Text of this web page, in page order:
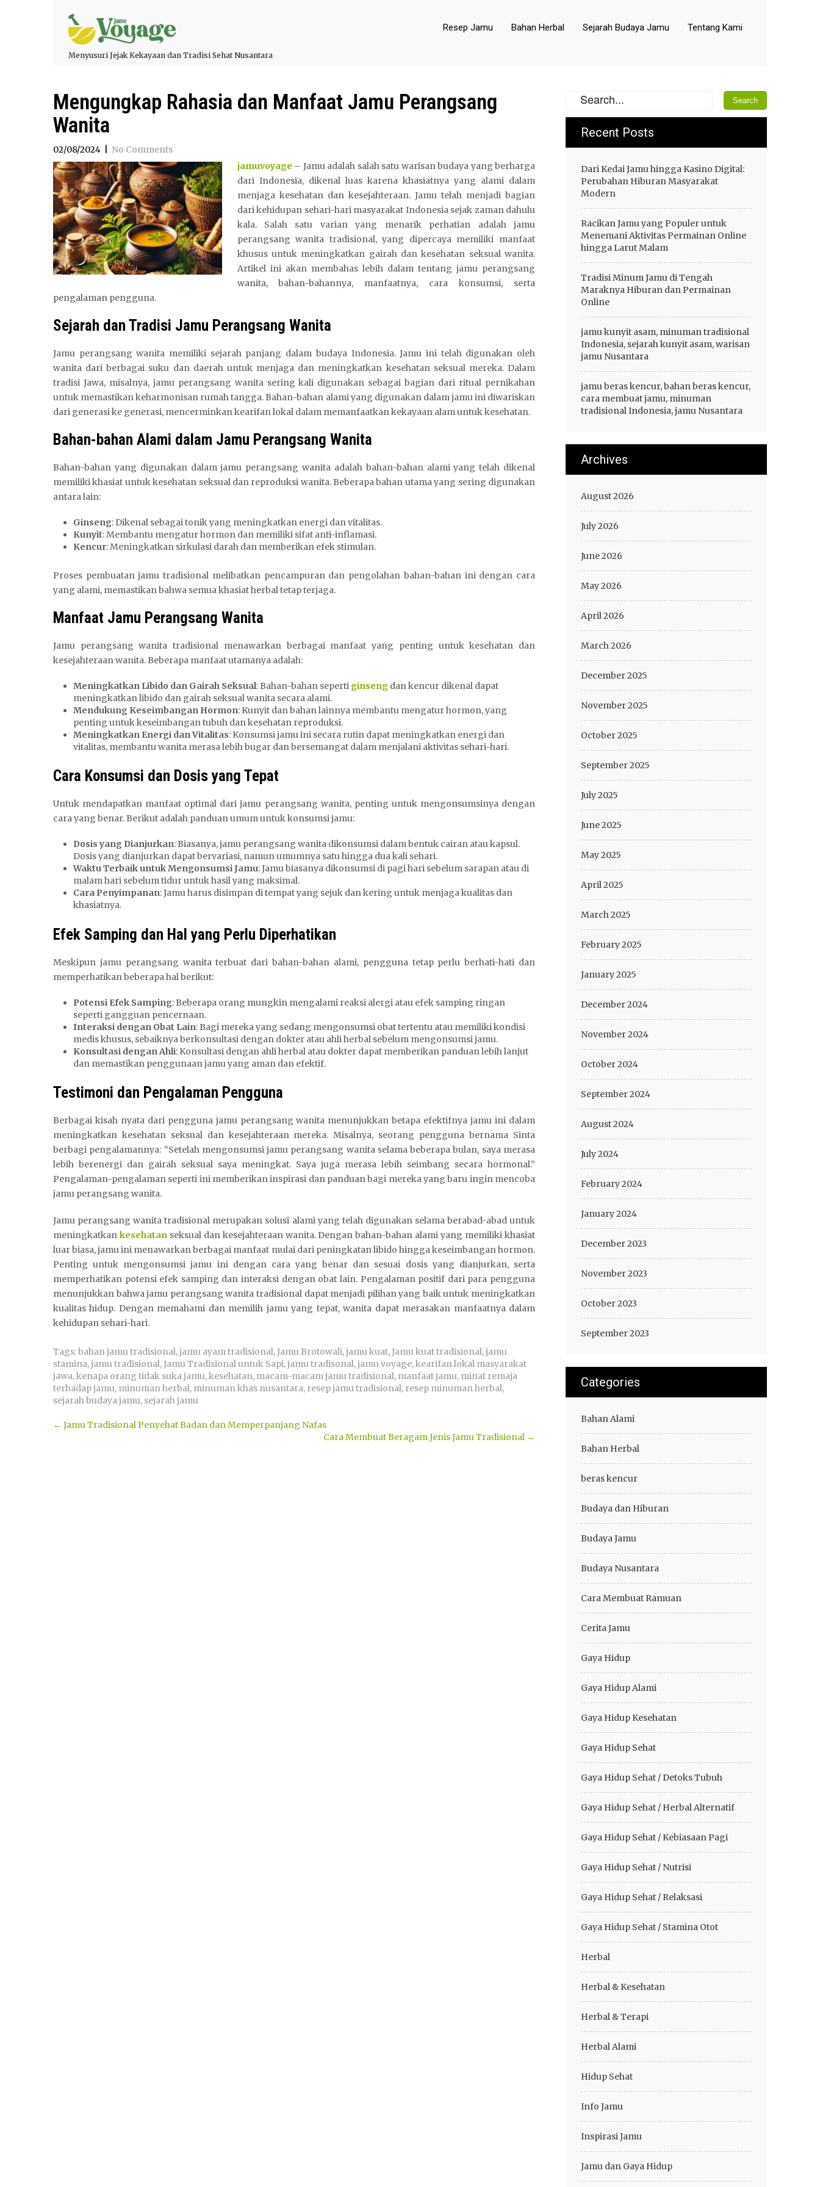
Menyusuri Jejak Kekayaan dan Tradisi Sehat Nusantara
Resep Jamu Bahan Herbal Sejarah Budaya Jamu Tentang Kami
Mengungkap Rahasia dan Manfaat Jamu Perangsang
Wanita
02/08/2024
No Comments
jamuvoyage – Jamu adalah salah satu warisan budaya yang berharga
dari Indonesia, dikenal luas karena khasiatnya yang alami dalam
menjaga kesehatan dan kesejahteraan. Jamu telah menjadi bagian
dari kehidupan sehari-hari masyarakat Indonesia sejak zaman dahulu
kala. Salah satu varian yang menarik perhatian adalah jamu
perangsang wanita tradisional, yang dipercaya memiliki manfaat
khusus untuk meningkatkan gairah dan kesehatan seksual wanita.
Artikel ini akan membahas lebih dalam tentang jamu perangsang
wanita, bahan-bahannya, manfaatnya, cara konsumsi, serta
pengalaman pengguna.
Sejarah dan Tradisi Jamu Perangsang Wanita
Jamu perangsang wanita memiliki sejarah panjang dalam budaya Indonesia. Jamu ini telah digunakan oleh
wanita dari berbagai suku dan daerah untuk menjaga dan meningkatkan kesehatan seksual mereka. Dalam
tradisi Jawa, misalnya, jamu perangsang wanita sering kali digunakan sebagai bagian dari ritual pernikahan
untuk memastikan keharmonisan rumah tangga. Bahan-bahan alami yang digunakan dalam jamu ini diwariskan
dari generasi ke generasi, mencerminkan kearifan lokal dalam memanfaatkan kekayaan alam untuk kesehatan.
Bahan-bahan Alami dalam Jamu Perangsang Wanita
Bahan-bahan yang digunakan dalam jamu perangsang wanita adalah bahan-bahan alami yang telah dikenal
memiliki khasiat untuk kesehatan seksual dan reproduksi wanita. Beberapa bahan utama yang sering digunakan
antara lain:
Ginseng: Dikenal sebagai tonik yang meningkatkan energi dan vitalitas.
Kunyit: Membantu mengatur hormon dan memiliki sifat anti-inflamasi.
Kencur: Meningkatkan sirkulasi darah dan memberikan efek stimulan.
Proses pembuatan jamu tradisional melibatkan pencampuran dan pengolahan bahan-bahan ini dengan cara
yang alami, memastikan bahwa semua khasiat herbal tetap terjaga.
Manfaat Jamu Perangsang Wanita
Jamu perangsang wanita tradisional menawarkan berbagai manfaat yang penting untuk kesehatan dan
kesejahteraan wanita. Beberapa manfaat utamanya adalah:
Meningkatkan Libido dan Gairah Seksual: Bahan-bahan seperti ginsengdan kencur dikenal dapat
meningkatkan libido dan gairah seksual wanita secara alami.
Mendukung Keseimbangan Hormon: Kunyit dan bahan lainnya membantu mengatur hormon, yang
penting untuk keseimbangan tubuh dan kesehatan reproduksi.
Meningkatkan Energi dan Vitalitas: Konsumsi jamu ini secara rutin dapat meningkatkan energi dan
vitalitas, membantu wanita merasa lebih bugar dan bersemangat dalam menjalani aktivitas sehari-hari.
Cara Konsumsi dan Dosis yang Tepat
Untuk mendapatkan manfaat optimal dari jamu perangsang wanita, penting untuk mengonsumsinya dengan
cara yang benar. Berikut adalah panduan umum untuk konsumsi jamu:
Dosis yang Dianjurkan: Biasanya, jamu perangsang wanita dikonsumsi dalam bentuk cairan atau kapsul.
Dosis yang dianjurkan dapat bervariasi, namun umumnya satu hingga dua kali sehari.
Waktu Terbaik untuk Mengonsumsi Jamu: Jamu biasanya dikonsumsi di pagi hari sebelum sarapan atau di
malam hari sebelum tidur untuk hasil yang maksimal.
Cara Penyimpanan: Jamu harus disimpan di tempat yang sejuk dan kering untuk menjaga kualitas dan
khasiatnya.
Efek Samping dan Hal yang Perlu Diperhatikan
Meskipun jamu perangsang wanita terbuat dari bahan-bahan alami, pengguna tetap perlu berhati-hati dan
memperhatikan beberapa hal berikut:
Potensi Efek Samping: Beberapa orang mungkin mengalami reaksi alergi atau efek samping ringan
seperti gangguan pencernaan.
Interaksi dengan Obat Lain: Bagi mereka yang sedang mengonsumsi obat tertentu atau memiliki kondisi
medis khusus, sebaiknya berkonsultasi dengan dokter atau ahli herbal sebelum mengonsumsi jamu.
Konsultasi dengan Ahli: Konsultasi dengan ahli herbal atau dokter dapat memberikan panduan lebih lanjut
dan memastikan penggunaan jamu yang aman dan efektif.
Testimoni dan Pengalaman Pengguna
Berbagai kisah nyata dari pengguna jamu perangsang wanita menunjukkan betapa efektifnya jamu ini dalam
meningkatkan kesehatan seksual dan kesejahteraan mereka. Misalnya, seorang pengguna bernama Sinta
berbagi pengalamannya: “Setelah mengonsumsi jamu perangsang wanita selama beberapa bulan, saya merasa
lebih berenergi dan gairah seksual saya meningkat. Saya juga merasa lebih seimbang secara hormonal.”
Pengalaman-pengalaman seperti ini memberikan inspirasi dan panduan bagi mereka yang baru ingin mencoba
jamu perangsang wanita.
Jamu perangsang wanita tradisional merupakan solusi alami yang telah digunakan selama berabad-abad untuk
meningkatkan kesehatanseksual dan kesejahteraan wanita. Dengan bahan-bahan alami yang memiliki khasiat
luar biasa, jamu ini menawarkan berbagai manfaat mulai dari peningkatan libido hingga keseimbangan hormon.
Penting untuk mengonsumsi jamu ini dengan cara yang benar dan sesuai dosis yang dianjurkan, serta
memperhatikan potensi efek samping dan interaksi dengan obat lain. Pengalaman positif dari para pengguna
menunjukkan bahwa jamu perangsang wanita tradisional dapat menjadi pilihan yang baik untuk meningkatkan
kualitas hidup. Dengan memahami dan memilih jamu yang tepat, wanita dapat merasakan manfaatnya dalam
kehidupan sehari-hari.
Tags:bahan jamu tradisional,jamu ayam tradisional,Jamu Brotowali,jamu kuat,Jamu kuat tradisional,jamu
stamina,jamu tradisional,Jamu Tradisional untuk Sapi,jamu tradisonal,jamu voyage,kearifan lokal masyarakat
jawa,kenapa orang tidak suka jamu,kesehatan, macam-macam jamu tradisional, manfaat jamu, minat remaja
terhadap jamu, minuman herbal, minuman khas nusantara, resep jamu tradisional, resep minuman herbal,
sejarah budaya jamu, sejarah jamu
Post
← Jamu Tradisional Penyehat Badan dan Memperpanjang Nafas
Cara Membuat Beragam Jenis Jamu Tradisional →
Recent Posts
Dari Kedai Jamu hingga Kasino Digital:
Perubahan Hiburan Masyarakat
Modern
Racikan Jamu yang Populer untuk
Menemani Aktivitas Permainan Online
hingga Larut Malam
Tradisi Minum Jamu di Tengah
Maraknya Hiburan dan Permainan
Online
jamu kunyit asam, minuman tradisional
Indonesia, sejarah kunyit asam, warisan
jamu Nusantara
jamu beras kencur, bahan beras kencur,
cara membuat jamu, minuman
tradisional Indonesia, jamu Nusantara
Archives
August 2026
July 2026
June 2026
May 2026
April 2026
March 2026
December 2025
November 2025
October 2025
September 2025
July 2025
June 2025
May 2025
April 2025
March 2025
February 2025
January 2025
December 2024
November 2024
October 2024
September 2024
August 2024
July 2024
February 2024
January 2024
December 2023
November 2023
October 2023
September 2023
Categories
Bahan Alami
Bahan Herbal
beras kencur
Budaya dan Hiburan
Budaya Jamu
Budaya Nusantara
Cara Membuat Ramuan
Cerita Jamu
Gaya Hidup
Gaya Hidup Alami
Gaya Hidup Kesehatan
Gaya Hidup Sehat
Gaya Hidup Sehat / Detoks Tubuh
Gaya Hidup Sehat / Herbal Alternatif
Gaya Hidup Sehat / Kebiasaan Pagi
Gaya Hidup Sehat / Nutrisi
Gaya Hidup Sehat / Relaksasi
Gaya Hidup Sehat / Stamina Otot
Herbal
Herbal & Kesehatan
Herbal & Terapi
Herbal Alami
Hidup Sehat
Info Jamu
Inspirasi Jamu
Jamu dan Gaya Hidup